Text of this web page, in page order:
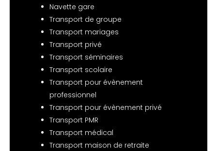
Navette gare
Transport de groupe
Transport mariages
Transport privé
Transport séminaires
Transport scolaire
Transport pour évènement
professionnel
Transport pour évènement privé
Transport PMR
Transport médical
Transport maison de retraite